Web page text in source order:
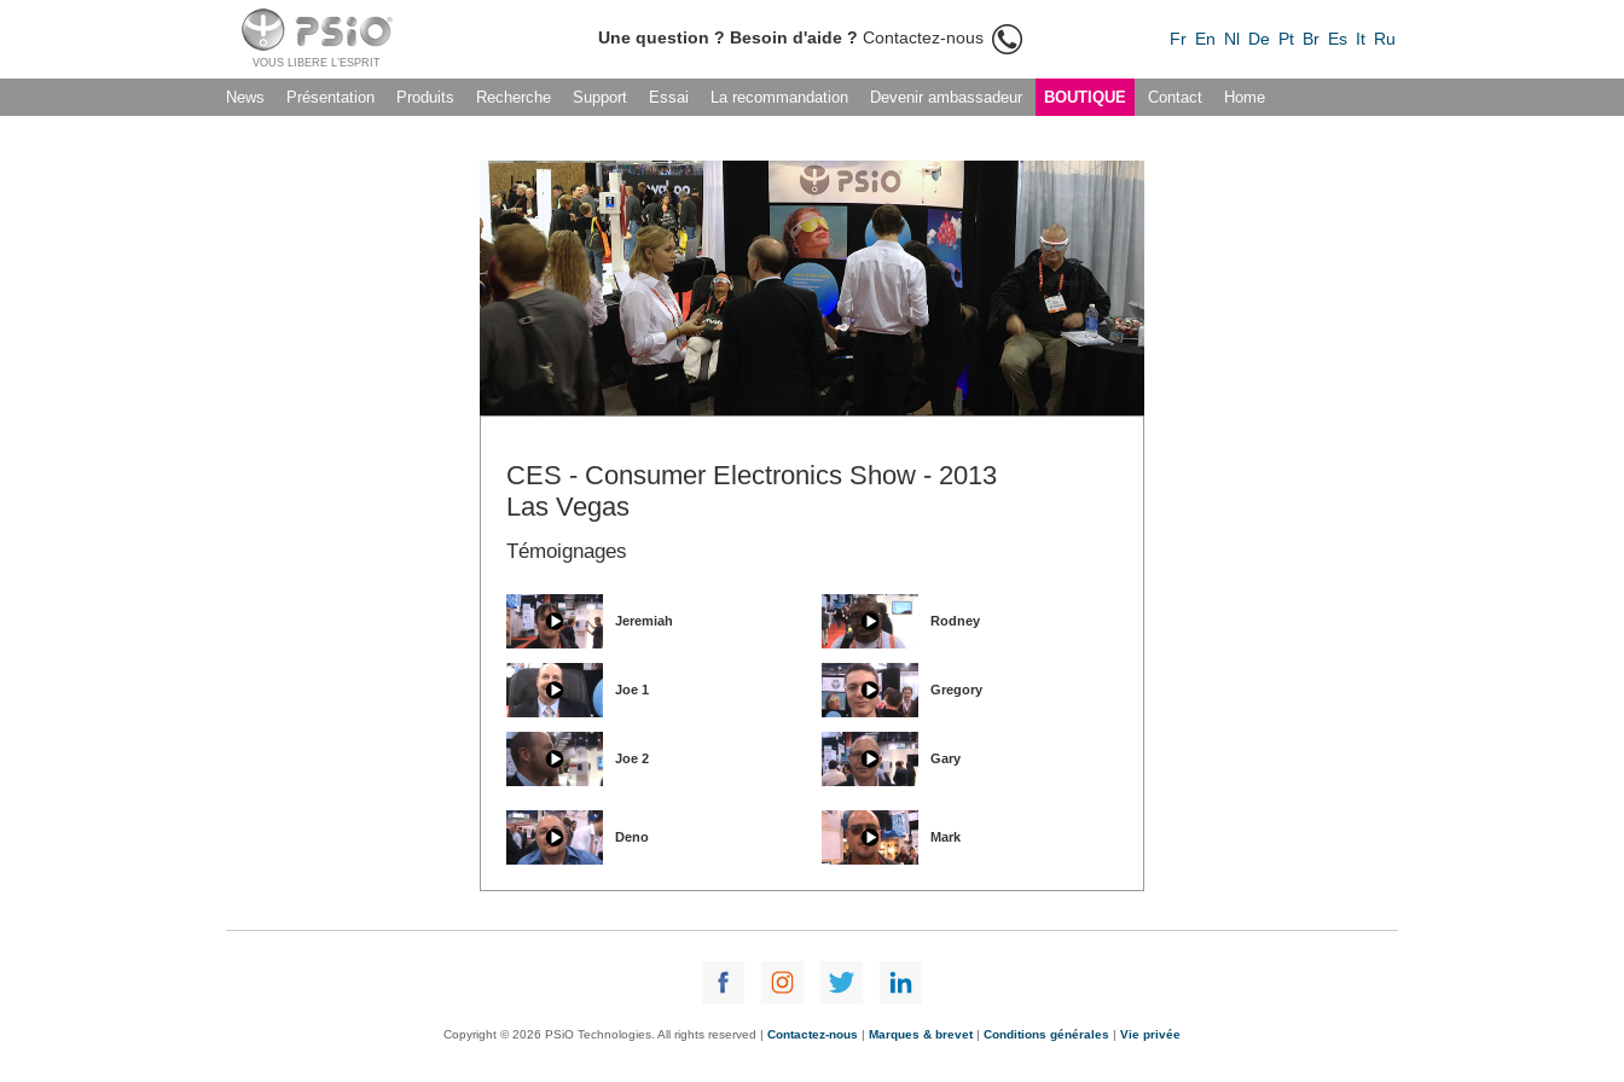
VOUS LIBERE L’ESPRIT
Une question ? Besoin d'aide ? Contactez-nous Fr En Nl De Pt Br Es It Ru
News Présentation Produits Recherche Support Essai La recommandation Devenir ambassadeur BOUTIQUE Contact Home
CES - Consumer Electronics Show - 2013
Las Vegas
Témoignages
Jeremiah Rodney
Joe 1 Gregory
Joe 2 Gary
Deno Mark
Copyright © 2026 PSiO Technologies. All rights reserved | Contactez-nous | Marques & brevet| Conditions générales | Vie privée